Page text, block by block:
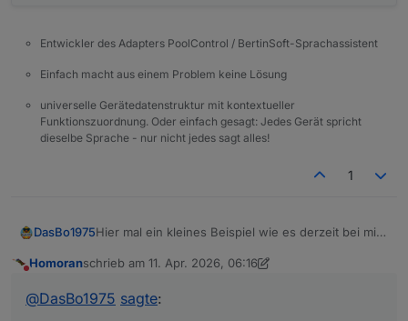
Entwickler des Adapters PoolControl / BertinSoft-Sprachassistent
Einfach macht aus einem Problem keine Lösung
universelle Gerätedatenstruktur mit kontextueller
Funktionszuordnung. Oder einfach gesagt: Jedes Gerät spricht
dieselbe Sprache - nur nicht jedes sagt alles!
1
DasBo1975Hier mal ein kleines Beispiel wie es derzeit bei mir
Ist noch alles im Aufbau und eher eine erste
gut.
Eigene Widgets für PoolControl habe ich bisher
noch auf der Liste 😉
Homoranschrieb am 11. Apr. 2026, 06:16
zuletzt editiert von Homoran 4. Nov. 2026, 09:12
@DasBo1975 sagte: